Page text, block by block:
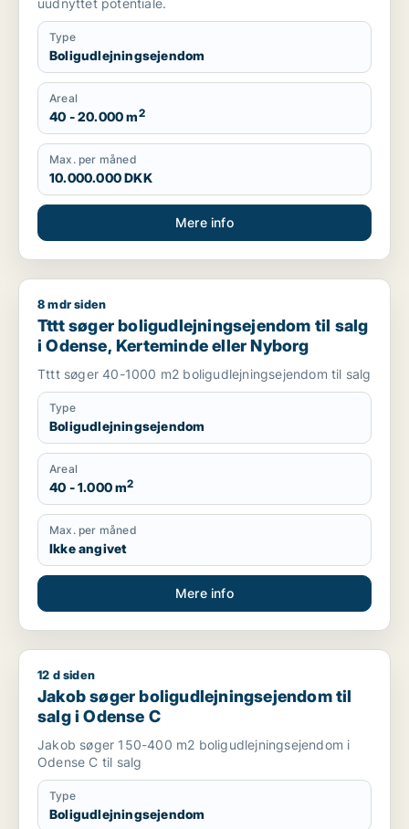
uudnyttet potentiale.
Type
Boligudlejningsejendom
Areal
40 - 20.000 m2
Max. per måned
10.000.000 DKK
Mere info
Tttt søger boligudlejningsejendom til salg i Odense,
8 mdr siden
Tttt søger boligudlejningsejendom til salg
i Odense, Kerteminde eller Nyborg
Tttt søger 40-1000 m2 boligudlejningsejendom til salg
Type
Boligudlejningsejendom
Areal
40 - 1.000 m2
Max. per måned
Ikke angivet
Mere info
Jakob søger boligudlejningsejendom til salg i Odense C
12 d siden
Jakob søger boligudlejningsejendom til
salg i Odense C
Jakob søger 150-400 m2 boligudlejningsejendom i
Odense C til salg
Type
Boligudlejningsejendom